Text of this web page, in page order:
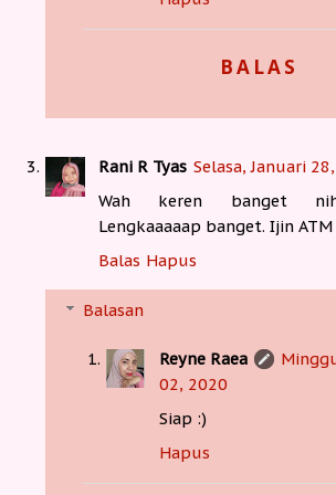
BALAS
Rani R Tyas Selasa, Januari
Wah keren banget nih
Lengkaaaaap banget. Ijin
Balas Hapus
Balasan
Reyne Raea
02, 2020
Siap :)
Hapus